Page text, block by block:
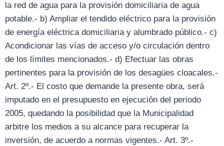
la red de agua para la provisión domiciliaria de agua
potable.- b) Ampliar el tendido eléctrico para la provisión
de energía eléctrica domiciliaria y alumbrado público.- c)
Acondicionar las vías de acceso y/o circulación dentro
de los límites mencionados.- d) Efectuar las obras
pertinentes para la provisión de los desagües cloacales.-
Art. 2º.- El costo que demande la presente obra, será
imputado en el presupuesto en ejecución del periodo
2005, quedando la posibilidad que la Municipalidad
arbitre los medios a su alcance para recuperar la
inversión, de acuerdo a normas vigentes.- Art. 3º.-